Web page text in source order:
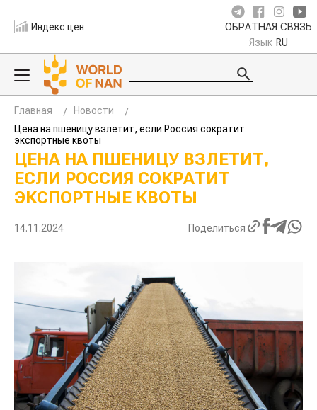
Индекс цен ОБРАТНАЯ СВЯЗЬ
Язык RU
Главная
Новости
Цена на пшеницу взлетит, если Россия сократит
экспортные квоты
ЦЕНА НА ПШЕНИЦУ ВЗЛЕТИТ,
ЕСЛИ РОССИЯ СОКРАТИТ
ЭКСПОРТНЫЕ КВОТЫ
14.11.2024 Поделиться